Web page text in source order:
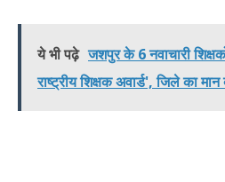
ये भी पढ़े जशपुर के 6 नवाचारी
राष्ट्रीय शिक्षक अवार्ड', जिले का मान